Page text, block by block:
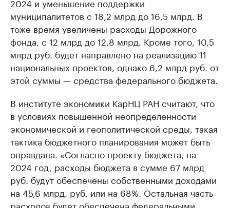
2024 и уменьшение поддержки
муниципалитетов с 18,2 млрд до 16,5 млрд. В
тоже время увеличены расходы Дорожного
фонда, с 12 млрд до 12,8 млрд. Кроме того, 10,5
млрд руб. будет направлено на реализацию 11
национальных проектов, однако 6,2 млрд руб. от
этой суммы — средства федерального бюджета.
В институте экономики КарНЦ РАН считают, что
в условиях повышенной неопределенности
экономической и геополитической среды, такая
тактика бюджетного планирования может быть
оправдана. «Согласно проекту бюджета, на
2024 год, расходы бюджета в сумме 67 млрд
руб. будут обеспечены собственными доходами
на 45,6 млрд. руб. или на 68%. Остальная часть
расходов будет обеспечена федеральными